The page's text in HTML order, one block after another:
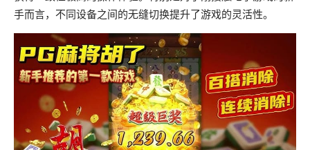
手而言，不同设备之间的无缝切换提升了游戏的灵活性。